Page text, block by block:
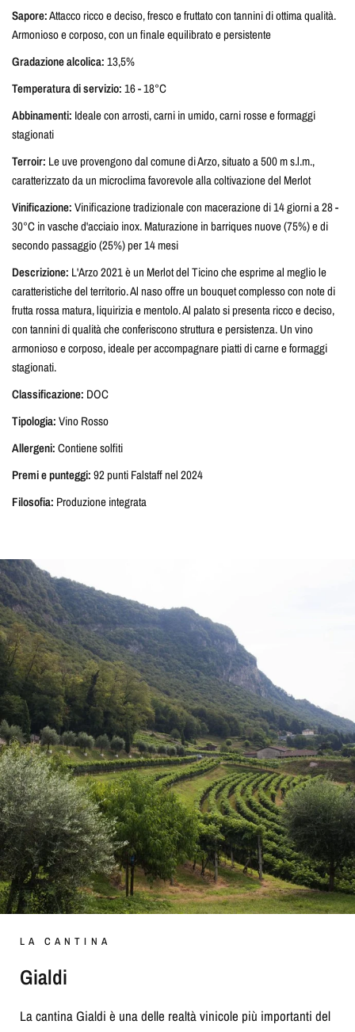
Sapore:Attacco ricco e deciso, fresco e fruttato con tannini di ottima qualità.
Armonioso e corposo, con un finale equilibrato e persistente
Gradazione alcolica:13,5%
Temperatura di servizio:16 - 18°C
Abbinamenti: Ideale con arrosti, carni in umido, carni rosse e formaggi
stagionati
Terroir: Le uve provengono dal comune di Arzo, situato a 500 m s.l.m.,
caratterizzato da un microclima favorevole alla coltivazione del Merlot
Vinificazione:Vinificazione tradizionale con macerazione di 14 giorni a 28 -
30°C in vasche d'acciaio inox. Maturazione in barriques nuove (75%) e di
secondo passaggio (25%) per 14 mesi
Descrizione: L'Arzo 2021 è un Merlot del Ticino che esprime al meglio le
caratteristiche del territorio. Al naso offre un bouquet complesso con note di
frutta rossa matura, liquirizia e mentolo. Al palato si presenta ricco e deciso,
con tannini di qualità che conferiscono struttura e persistenza. Un vino
armonioso e corposo, ideale per accompagnare piatti di carne e formaggi
stagionati.
Classificazione: DOC
Tipologia:Vino Rosso
Allergeni:Contiene solfiti
Premi e punteggi:92 punti Falstaff nel 2024
Filosofia: Produzione integrata
LA CANTINA
Gialdi
La cantina Gialdi è una delle realtà vinicole più importanti del